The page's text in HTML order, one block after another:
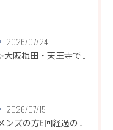
2026/07/24
✨大阪梅田・天王寺でエステティシャン募集✨
2026/07/15
メンズの方6回経過のお写真になります📷✨